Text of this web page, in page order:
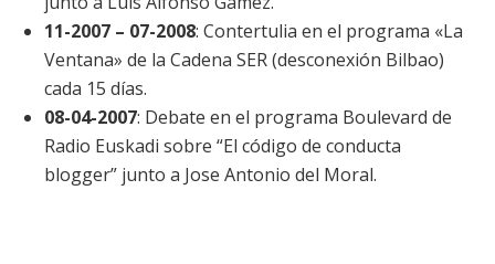
11-2007 – 07-2008: Contertulia en el programa «La
Ventana» de la Cadena SER (desconexión Bilbao)
cada 15 días.
08-04-2007: Debate en el programa Boulevard de
Radio Euskadi sobre “El código de conducta
blogger” junto a Jose Antonio del Moral.